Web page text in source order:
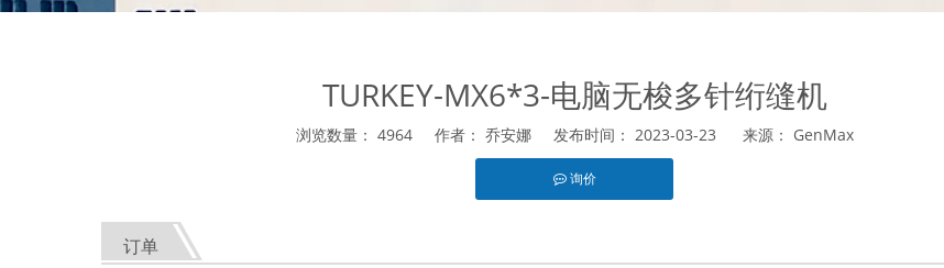
TURKEY-MX6*3-电脑无梭多针绗缝机
浏览数量： 4964作者： 乔安娜 发布时间： 2023-03-23 来源： GenMax
询价
["facebook","twitter","line","wechat","linkedin","pinterest","whatsapp"]
订单